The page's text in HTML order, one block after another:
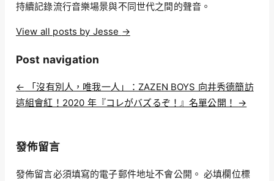
持續記錄流行音樂場景與不同世代之間的聲音。
View all posts by Jesse →
Post navigation
← 「沒有別人，唯我一人」：ZAZEN BOYS 向井秀德簡訪
這組會紅！2020 年『コレがバズるぞ！』名單公開！ →
發佈留言
發佈留言必須填寫的電子郵件地址不會公開。 必填欄位標